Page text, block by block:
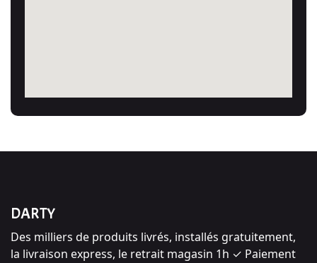
DARTY
Des milliers de produits livrés, installés gratuitement,
la livraison express, le retrait magasin 1h ✓ Paiement